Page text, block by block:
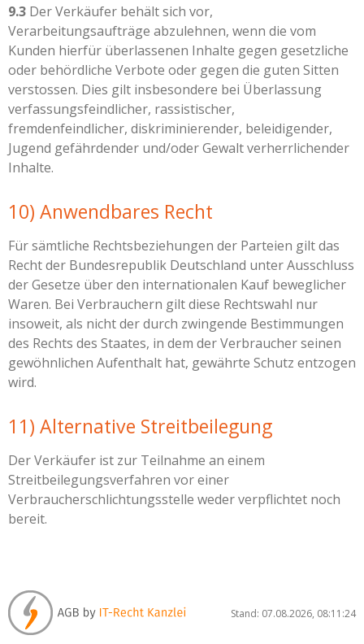
9.3 Der Verkäufer behält sich vor,
Verarbeitungsaufträge abzulehnen, wenn die vom
Kunden hierfür überlassenen Inhalte gegen gesetzliche
oder behördliche Verbote oder gegen die guten Sitten
verstossen. Dies gilt insbesondere bei Überlassung
verfassungsfeindlicher, rassistischer,
fremdenfeindlicher, diskriminierender, beleidigender,
Jugend gefährdender und/oder Gewalt verherrlichender
Inhalte.
10) Anwendbares Recht
Für sämtliche Rechtsbeziehungen der Parteien gilt das
Recht der Bundesrepublik Deutschland unter Ausschluss
der Gesetze über den internationalen Kauf beweglicher
Waren. Bei Verbrauchern gilt diese Rechtswahl nur
insoweit, als nicht der durch zwingende Bestimmungen
des Rechts des Staates, in dem der Verbraucher seinen
gewöhnlichen Aufenthalt hat, gewährte Schutz entzogen
wird.
11) Alternative Streitbeilegung
Der Verkäufer ist zur Teilnahme an einem
Streitbeilegungsverfahren vor einer
Verbraucherschlichtungsstelle weder verpflichtet noch
bereit.
Stand: 07.08.2026, 08:11:24